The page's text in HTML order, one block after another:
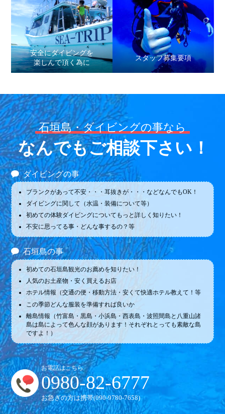
安全にダイビングを
楽しんで頂く為に
スタッフ募集要項
石垣島・ダイビングの事なら
なんでもご相談下さい！
ダイビングの事
ブランクがあって不安・・・耳抜きが・・・などなんでもOK！
ダイビングに関して（水温・装備について等）
初めての体験ダイビングについてもっと詳しく知りたい！
不安に思ってる事・どんな事するの？等
石垣島の事
初めての石垣島観光のお薦めを知りたい！
人気のお土産物・安く買えるお店
ホテル情報（交通の便・移動方法・安くて快適ホテル教えて！等
この季節どんな服装を準備すれば良いか
離島情報（竹富島・黒島・小浜島・西表島・波照間島と八重山諸
島は島によって色んな顔があります！それぞれとっても素敵な島
ですよ！）
お電話はこちら
0980-82-6777
お急ぎの方は携帯(090-9780-7658)